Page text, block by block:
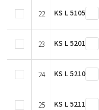
22 KS L 5105
23 KS L 5201
24 KS L 5210
25 KS L 5211